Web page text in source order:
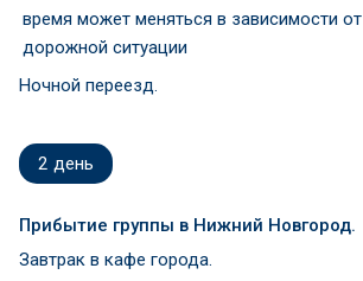
время может меняться в зависимости от
дорожной ситуации
Ночной переезд.
2 день
Прибытие группы в Нижний Новгород.
Завтрак в кафе города.